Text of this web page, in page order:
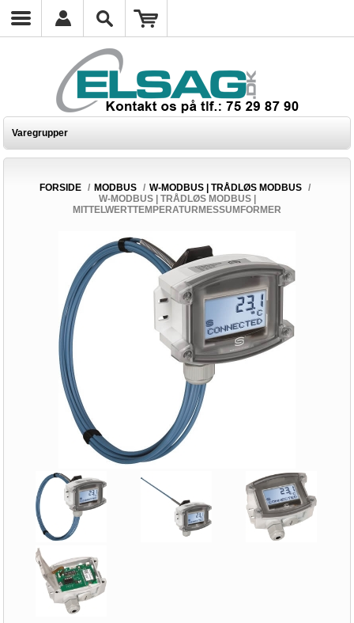
Varegrupper
FORSIDE / MODBUS / W-MODBUS | TRÅDLØS MODBUS /
W-MODBUS | TRÅDLØS MODBUS |
MITTELWERTTEMPERATURMESSUMFORMER